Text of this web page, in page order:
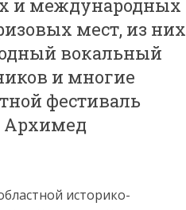
и международных
мест, из них
вокальный
и многие
фестиваль
Архимед
историко-